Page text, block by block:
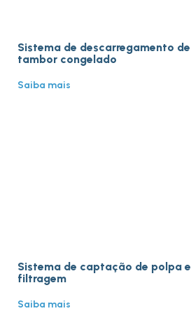
Sistema de descarregamento de
tambor congelado
Saiba mais
Sistema de captação de polpa e
filtragem
Saiba mais